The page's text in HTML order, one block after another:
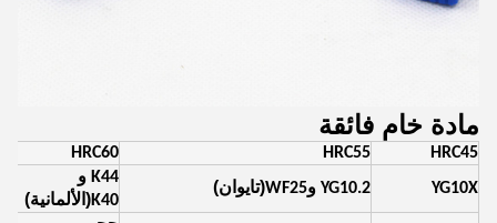
مادة خام فائقة
HRC45
HRC55
HRC60
YG10X
YG10.2 وWF25 (تايوان)
K44 و
K40(الألمانية)